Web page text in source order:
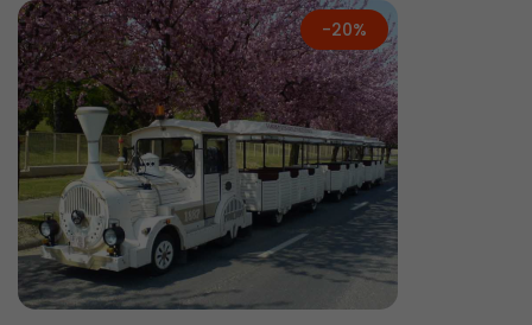
-20%